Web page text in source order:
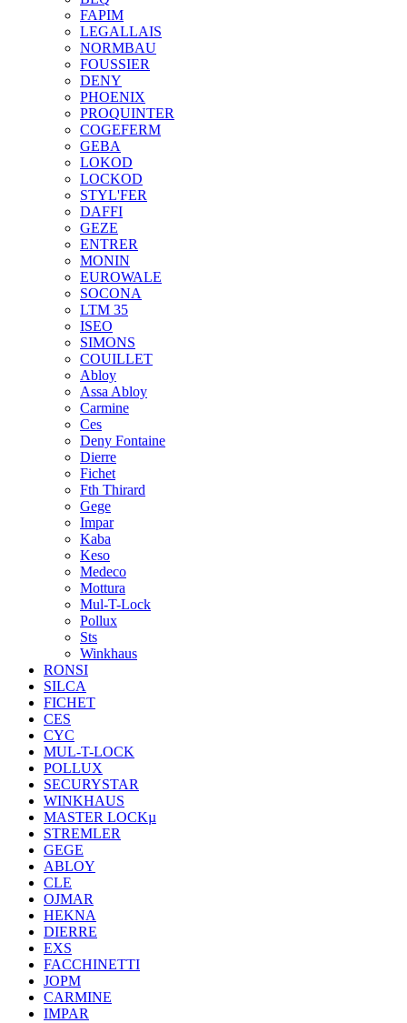
FAPIM
LEGALLAIS
NORMBAU
FOUSSIER
DENY
PHOENIX
PROQUINTER
COGEFERM
GEBA
LOKOD
LOCKOD
STYL'FER
DAFFI
GEZE
ENTRER
MONIN
EUROWALE
SOCONA
LTM 35
ISEO
SIMONS
COUILLET
Abloy
Assa Abloy
Carmine
Ces
Deny Fontaine
Dierre
Fichet
Fth Thirard
Gege
Impar
Kaba
Keso
Medeco
Mottura
Mul-T-Lock
Pollux
Sts
Winkhaus
RONSI
SILCA
FICHET
CES
CYC
MUL-T-LOCK
POLLUX
SECURYSTAR
WINKHAUS
MASTER LOCKµ
STREMLER
GEGE
ABLOY
CLE
OJMAR
HEKNA
DIERRE
EXS
FACCHINETTI
JOPM
CARMINE
IMPAR